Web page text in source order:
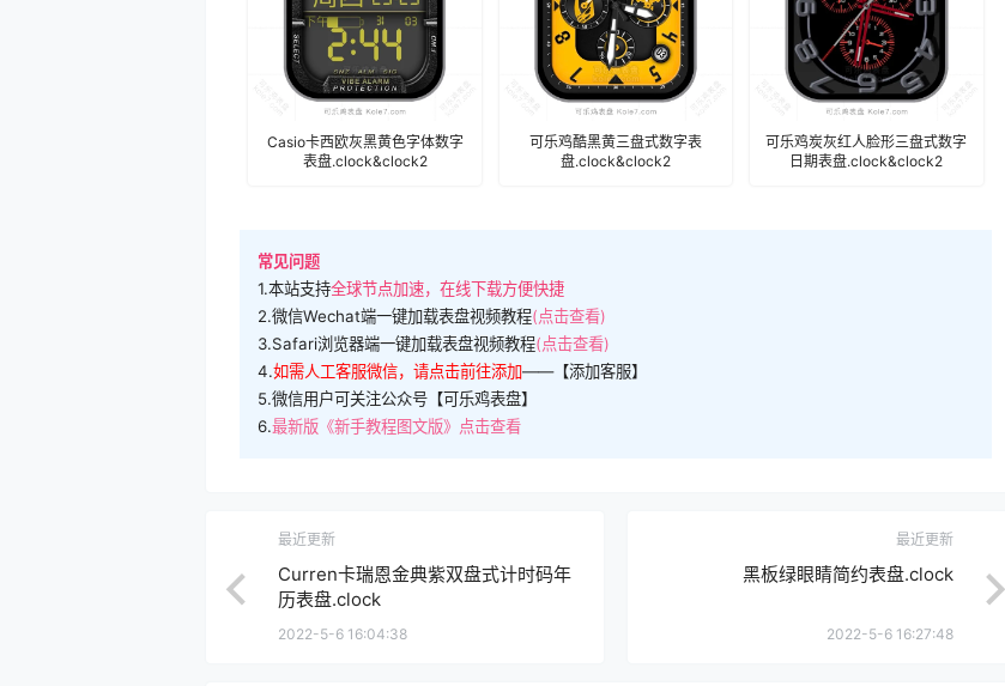
Casio卡西欧灰黑黄色字体数字
表盘.clock&clock2
可乐鸡酷黑黄三盘式数字表
盘.clock&clock2
可乐鸡炭灰红人脸形三盘式数字
日期表盘.clock&clock2
常见问题
1.本站支持全球节点加速，在线下载方便快捷
2.微信Wechat端一键加载表盘视频教程(点击查看)
3.Safari浏览器端一键加载表盘视频教程(点击查看)
4.如需人工客服微信，请点击前往添加——【添加客服】
5.微信用户可关注公众号【可乐鸡表盘】
6.最新版《新手教程图文版》点击查看
最近更新
Curren卡瑞恩金典紫双盘式计时码年
历表盘.clock
2022-5-6 16:04:38
最近更新
黑板绿眼睛简约表盘.clock
2022-5-6 16:27:48